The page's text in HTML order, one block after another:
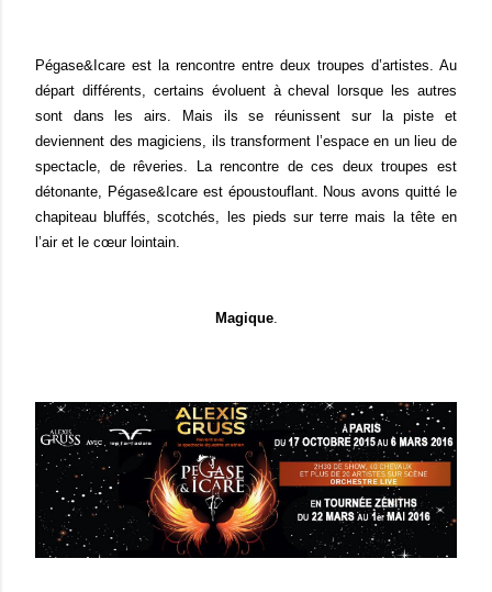
Pégase&Icare est la rencontre entre deux troupes d’artistes. Au
départ différents, certains évoluent à cheval lorsque les autres
sont dans les airs. Mais ils se réunissent sur la piste et
deviennent des magiciens, ils transforment l’espace en un lieu de
spectacle, de rêveries. La rencontre de ces deux troupes est
détonante, Pégase&Icare est époustouflant. Nous avons quitté le
chapiteau bluffés, scotchés, les pieds sur terre mais la tête en
l’air et le cœur lointain.
Magique.